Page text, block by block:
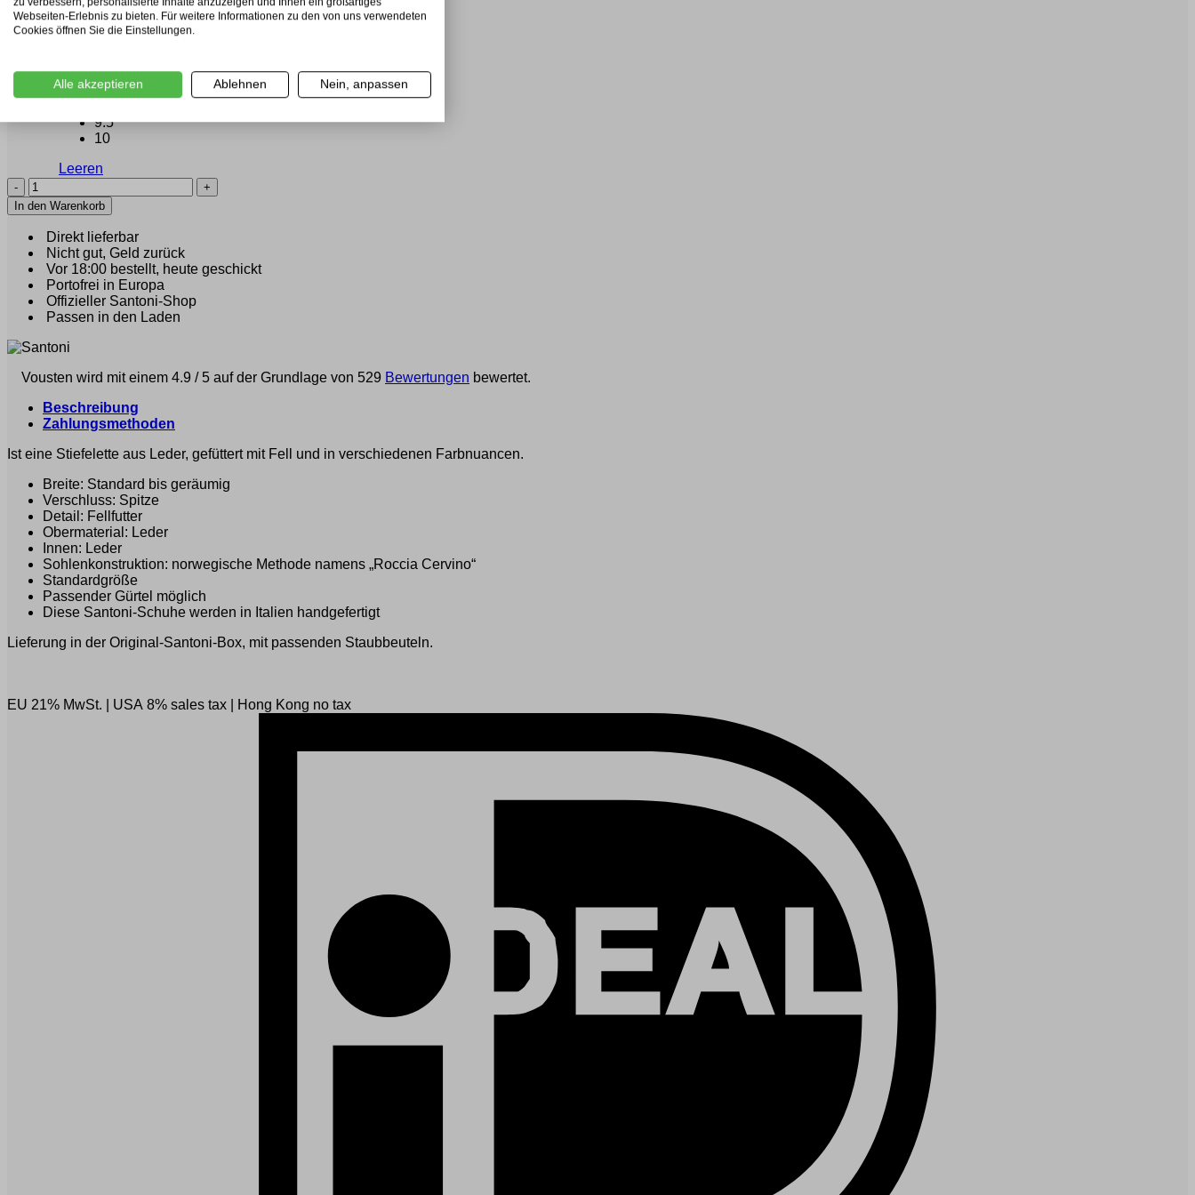
7.5
8
9.5
10
Leeren
Santoni
Elian
(39808)
Menge
In den Warenkorb
Direkt lieferbar
Nicht gut, Geld zurück
Vor 18:00 bestellt, heute geschickt
Portofrei in Europa
Offizieller Santoni-Shop
Passen in den Laden
Vousten wird mit einem 4.9 / 5 auf der Grundlage von 529 Bewertungen bewertet.
Beschreibung
Zahlungsmethoden
Ist eine Stiefelette aus Leder, gefüttert mit Fell und in verschiedenen Farbnuancen.
Breite: Standard bis geräumig
Verschluss: Spitze
Detail: Fellfutter
Obermaterial: Leder
Innen: Leder
Sohlenkonstruktion: norwegische Methode namens „Roccia Cervino“
Standardgröße
Passender Gürtel möglich
Diese Santoni-Schuhe werden in Italien handgefertigt
Lieferung in der Original-Santoni-Box, mit passenden Staubbeuteln.
EU 21% MwSt. USA 8% sales tax Hong Kong no tax
Webseiten-Erlebnis zu bieten. Für weitere Informationen zu den von uns verwendeten
Cookies öffnen Sie die Einstellungen.
Alle akzeptieren Ablehnen Nein, anpassen